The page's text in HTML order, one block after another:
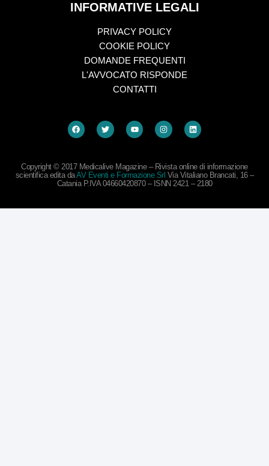
INFORMATIVE LEGALI
PRIVACY POLICY
COOKIE POLICY
DOMANDE FREQUENTI
L'AVVOCATO RISPONDE
CONTATTI
Copyright © 2017 Medicalive Magazine – Rivista online di informazione
scientifica edita daAV Eventi e Formazione Srl Via Vitaliano Brancati, 16 –
Catania P.IVA 04660420870 – ISNN 2421 – 2180